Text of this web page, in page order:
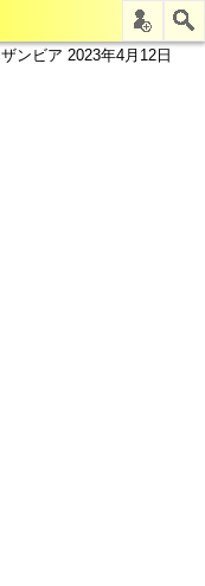
ザンビア 2023年4月12日